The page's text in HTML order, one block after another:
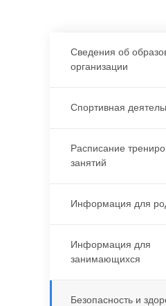
Сведения об
организации
Спортивная
Расписание
занятий
Информация для
Информация для
занимающихся
Безопасность и